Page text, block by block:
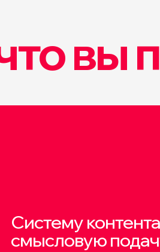
вы
Систему
смысловую